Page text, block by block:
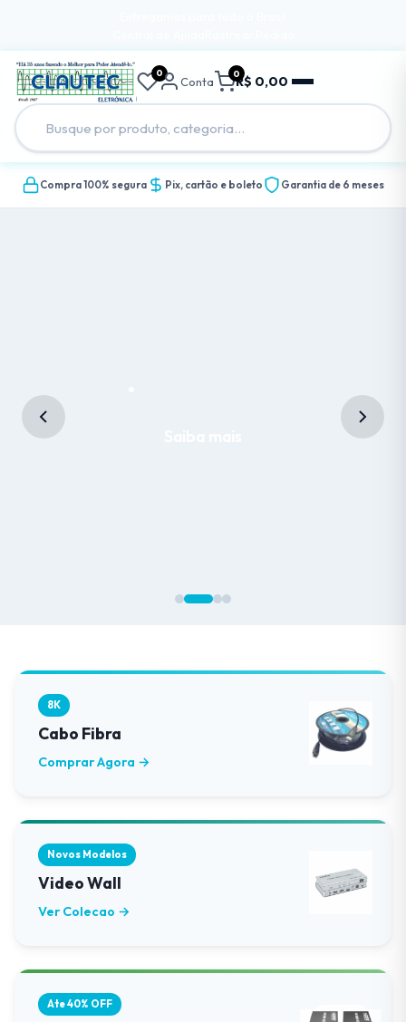
0
Conta R$ 0,00
0
Compra 100% segura Pix, cartão e boleto Garantia de 6 meses
8K
Cabo Fibra
Comprar Agora →
Novos Modelos
Video Wall
Ver Colecao →
Ate 40% OFF